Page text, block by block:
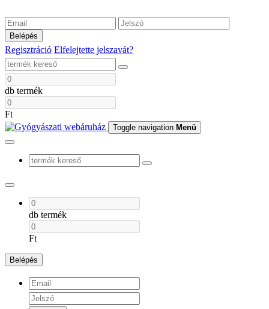
Belépés
Regisztráció Elfelejtette jelszavát?
db termék
Ft
Toggle navigation Menü
db termék
Ft
Belépés